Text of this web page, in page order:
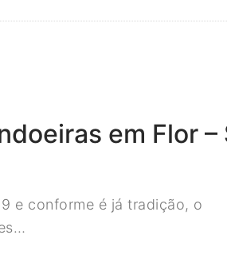
em Flor –
e conforme é já tradição, o